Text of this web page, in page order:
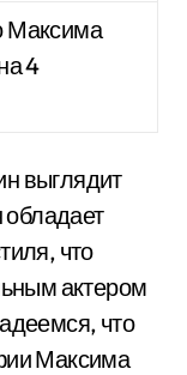
выглядит
обладает
что
актером
что
Максима